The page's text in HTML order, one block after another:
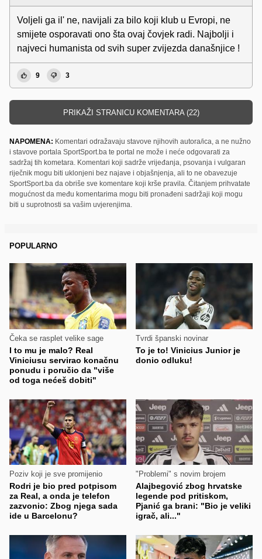
Voljeli ga il' ne, navijali za bilo koji klub u Evropi, ne
smijete osporavati ono šta ovaj čovjek radi. Najbolji i
najveci humanista od svih super zvijezda današnjice !
9 3
PRIKAŽI STRANICU KOMENTARA (22)
NAPOMENA: Komentari odražavaju stavove njihovih autora/ica, a ne nužno
i stavove portala SportSport.ba te portal ne može i neće odgovarati za
sadržaj tih kometara. Komentari koji sadrže vrijeđanja, psovanja i vulgaran
riječnik mogu biti uklonjeni bez najave i objašnjenja, ali to ne obavezuje
SportSport.ba da obriše sve komentare koji krše pravila. Čitanjem prihvatate
mogućnost da među komentarima mogu biti pronađeni sadržaji koji mogu
biti u suprotnosti sa vašim uvjerenjima.
POPULARNO
Čeka se rasplet velike sage
I to mu je malo? Real
Viniciusu servirao konačnu
ponudu i poručio da "više
od toga nećeš dobiti"
Tvrdi španski novinar
To je to! Vinicius Junior je
donio odluku!
Poziv koji je sve promijenio
Rodri je bio pred potpisom
za Real, a onda je telefon
zazvonio: Zbog njega sada
ide u Barcelonu?
"Problemi" s novim brojem
Alajbegović zbog hrvatske
legende pod pritiskom,
Pjanić ga brani: "Bio je veliki
igrač, ali..."